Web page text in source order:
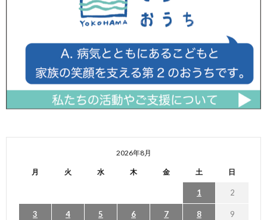
2026年8月
月 火 水 木 金 土 日
1 2
3 4 5 6 7 8 9